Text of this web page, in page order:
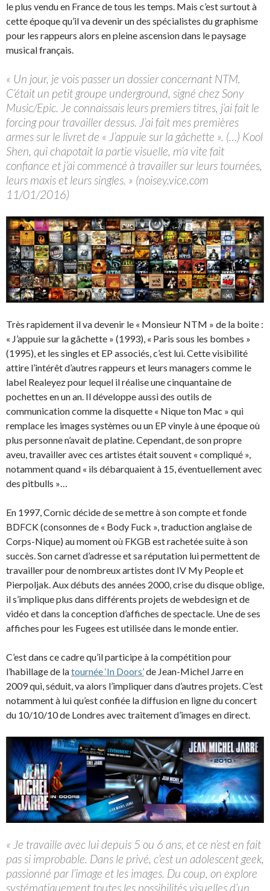
le plus vendu en France de tous les temps. Mais c’est surtout à
cette époque qu’il va devenir un des spécialistes du graphisme
pour les rappeurs alors en pleine ascension dans le paysage
musical français.
« Un jour, je vois passer un dossier concernant NTM.
C’était un petit groupe underground, signé chez Sony
Music/Epic. Je connaissais leurs premiers titres, j’ai fait le
forcing pour travailler dessus. J’ai fait mes premières
armes sur le livret de « J’appuie sur la gâchette ». (…) Kool
Shen, qui chapotait la partie visuelle, m’a vite fait
confiance et j’ai commencé à travailler sur leurs tournées,
leurs maxis et leurs singles. » (noisey.vice.com
11/01/2016)
Très rapidement il va devenir le « Monsieur NTM » de la boite :
« J’appuie sur la gâchette » (1993), « Paris sous les bombes »
(1995), et les singles et EP associés, c’est lui. Cette visibilité
attire l’intérêt d’autres rappeurs et leurs managers comme le
label Realeyez pour lequel il réalise une cinquantaine de
pochettes en un an. Il développe aussi des outils de
communication comme la disquette « Nique ton Mac » qui
remplace les images systèmes ou un EP vinyle à une époque où
plus personne n’avait de platine. Cependant, de son propre
aveu, travailler avec ces artistes était souvent « compliqué »,
notamment quand « ils débarquaient à 15, éventuellement avec
des pitbulls »…
En 1997, Cornic décide de se mettre à son compte et fonde
BDFCK (consonnes de « Body Fuck », traduction anglaise de
Corps-Nique) au moment où FKGB est rachetée suite à son
succès. Son carnet d’adresse et sa réputation lui permettent de
travailler pour de nombreux artistes dont IV My People et
Pierpoljak. Aux débuts des années 2000, crise du disque oblige,
il s’implique plus dans différents projets de webdesign et de
vidéo et dans la conception d’affiches de spectacle. Une de ses
affiches pour les Fugees est utilisée dans le monde entier.
C’est dans ce cadre qu’il participe à la compétition pour
l’habillage de latournée ‘In Doors’de Jean-Michel Jarre en
2009 qui, séduit, va alors l’impliquer dans d’autres projets. C’est
notamment à lui qu’est confiée la diffusion en ligne du concert
du 10/10/10 de Londres avec traitement d’images en direct.
« Je travaille avec lui depuis 5 ou 6 ans, et ce n’est en fait
pas si improbable. Dans le privé, c’est un adolescent geek,
passionné par l’image et les images. Du coup, on explore
systématiquement toutes les possibilités visuelles d’un